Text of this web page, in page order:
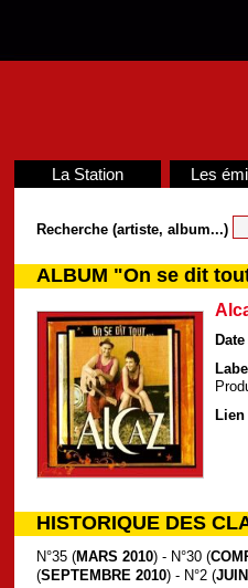
La Station Les
Recherche (artiste, album...)
ALBUM "On se dit
Lien
HISTORIQUE DES
N°35 (MARS 2010) - N°30 (
(SEPTEMBRE 2010) - N°2 (